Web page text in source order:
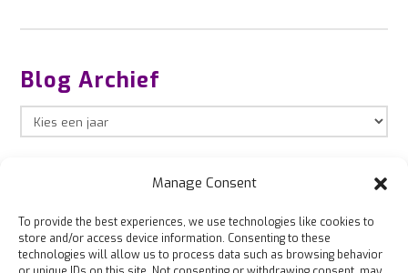
Manage Consent
To provide the best experiences, we use technologies like cookies to
store and/or access device information. Consenting to these
technologies will allow us to process data such as browsing behavior
Blog Archief